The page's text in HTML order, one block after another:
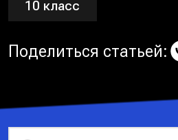
10 класс
Поделиться статьей: